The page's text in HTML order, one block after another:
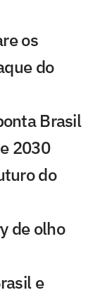
os
do
Brasil
2030
do
de olho
e